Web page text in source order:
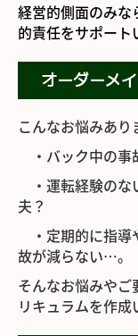
よくある質問
雪道運転講習
高齢運転者運転
ペーパードラ
経営的側面のみな
的責任をサポート
オーダーメ
こんなお悩みあり
・バック中の事
・運転経験のな
夫？
・定期的に指導
故が減らない…。
そんなお悩みやご
リキュラムを作成